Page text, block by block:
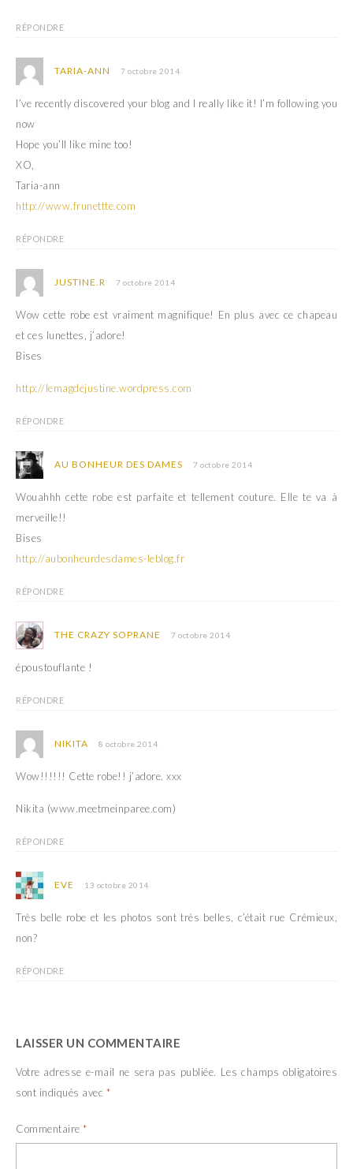
RÉPONDRE
TARIA-ANN 7 octobre 2014
I’ve recently discovered your blog and I really like it! I’m following you
now
Hope you’ll like mine too!
XO,
Taria-ann
http://www.frunettte.com
RÉPONDRE
JUSTINE.R 7 octobre 2014
Wow cette robe est vraiment magnifique! En plus avec ce chapeau
et ces lunettes, j’adore!
Bises
http://lemagdejustine.wordpress.com
RÉPONDRE
AU BONHEUR DES DAMES 7 octobre 2014
Wouahhh cette robe est parfaite et tellement couture. Elle te va à
merveille!!
Bises
http://aubonheurdesdames-leblog.fr
RÉPONDRE
THE CRAZY SOPRANE 7 octobre 2014
époustouflante !
RÉPONDRE
NIKITA 8 octobre 2014
Wow!!!!!! Cette robe!! j’adore. xxx
Nikita (www.meetmeinparee.com)
RÉPONDRE
EVE 13 octobre 2014
Très belle robe et les photos sont très belles, c’était rue Crémieux,
non?
RÉPONDRE
LAISSER UN COMMENTAIRE
Votre adresse e-mail ne sera pas publiée. Les champs obligatoires
sont indiqués avec *
Commentaire *